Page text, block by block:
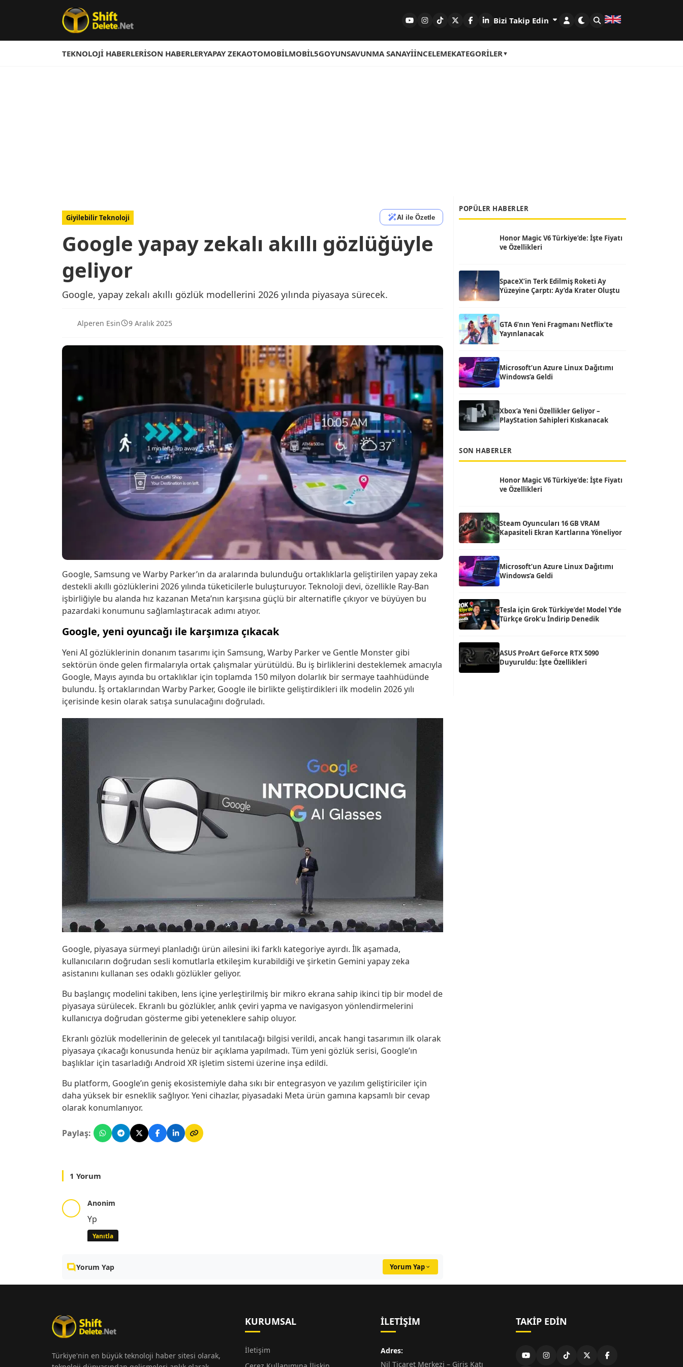
Bizi Takip Edin
TEKNOLOJI HABERLERISON HABERLERYAPAY ZEKAOTOMOBILMOBIL5GOYUNSAVUNMA SANAYIİNCELEMEKATEGORILER
Giyilebilir Teknoloji AI ile Özetle
Google yapay zekalı akıllı gözlüğüyle
geliyor
Google, yapay zekalı akıllı gözlük modellerini 2026 yılında piyasaya sürecek.
Alperen Esin 9 Aralık 2025
Google, Samsung ve Warby Parker’ın da aralarında bulunduğu ortaklıklarla geliştirilen yapay zeka
destekli akıllı gözlüklerini 2026 yılında tüketicilerle buluşturuyor. Teknoloji devi, özellikle Ray-Ban
işbirliğiyle bu alanda hız kazanan Meta’nın karşısına güçlü bir alternatifle çıkıyor ve büyüyen bu
pazardaki konumunu sağlamlaştıracak adımı atıyor.
Google, yeni oyuncağı ile karşımıza çıkacak
Yeni AI gözlüklerinin donanım tasarımı için Samsung, Warby Parker ve Gentle Monster gibi
sektörün önde gelen firmalarıyla ortak çalışmalar yürütüldü. Bu iş birliklerini desteklemek amacıyla
Google, Mayıs ayında bu ortaklıklar için toplamda 150 milyon dolarlık bir sermaye taahhüdünde
bulundu. İş ortaklarından Warby Parker, Google ile birlikte geliştirdikleri ilk modelin 2026 yılı
içerisinde kesin olarak satışa sunulacağını doğruladı.
Google, piyasaya sürmeyi planladığı ürün ailesini iki farklı kategoriye ayırdı. İlk aşamada,
kullanıcıların doğrudan sesli komutlarla etkileşim kurabildiği ve şirketin Gemini yapay zeka
asistanını kullanan ses odaklı gözlükler geliyor.
Bu başlangıç modelini takiben, lens içine yerleştirilmiş bir mikro ekrana sahip ikinci tip bir model de
piyasaya sürülecek. Ekranlı bu gözlükler, anlık çeviri yapma ve navigasyon yönlendirmelerini
kullanıcıya doğrudan gösterme gibi yeteneklere sahip oluyor.
Ekranlı gözlük modellerinin de gelecek yıl tanıtılacağı bilgisi verildi, ancak hangi tasarımın ilk olarak
piyasaya çıkacağı konusunda henüz bir açıklama yapılmadı. Tüm yeni gözlük serisi, Google’ın
başlıklar için tasarladığı Android XR işletim sistemi üzerine inşa edildi.
Bu platform, Google’ın geniş ekosistemiyle daha sıkı bir entegrasyon ve yazılım geliştiriciler için
daha yüksek bir esneklik sağlıyor. Yeni cihazlar, piyasadaki Meta ürün gamına kapsamlı bir cevap
olarak konumlanıyor.
Paylaş:
1 Yorum
Anonim
Yp
Yanıtla
Yorum Yap Yorum Yap
POPÜLER HABERLER
Honor Magic V6 Türkiye’de: İşte Fiyatı
ve Özellikleri
SpaceX’in Terk Edilmiş Roketi Ay
Yüzeyine Çarptı: Ay’da Krater Oluştu
GTA 6’nın Yeni Fragmanı Netflix’te
Yayınlanacak
Microsoft’un Azure Linux Dağıtımı
Windows’a Geldi
Xbox’a Yeni Özellikler Geliyor –
PlayStation Sahipleri Kıskanacak
SON HABERLER
Honor Magic V6 Türkiye’de: İşte Fiyatı
ve Özellikleri
Steam Oyuncuları 16 GB VRAM
Kapasiteli Ekran Kartlarına Yöneliyor
Microsoft’un Azure Linux Dağıtımı
Windows’a Geldi
Tesla için Grok Türkiye’de! Model Y’de
Türkçe Grok’u İndirip Denedik
ASUS ProArt GeForce RTX 5090
Duyuruldu: İşte Özellikleri
Türkiye'nin en büyük teknoloji haber sitesi olarak,
KURUMSAL
İletişim
İLETIŞIM
Adres:
Nil Ticaret Merkezi – Giriş Katı
TAKIP EDIN